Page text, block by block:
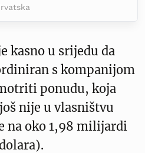
kasno u srijedu da
s kompanijom
ponudu, koja
nije u vlasništvu
na oko 1,98 milijardi